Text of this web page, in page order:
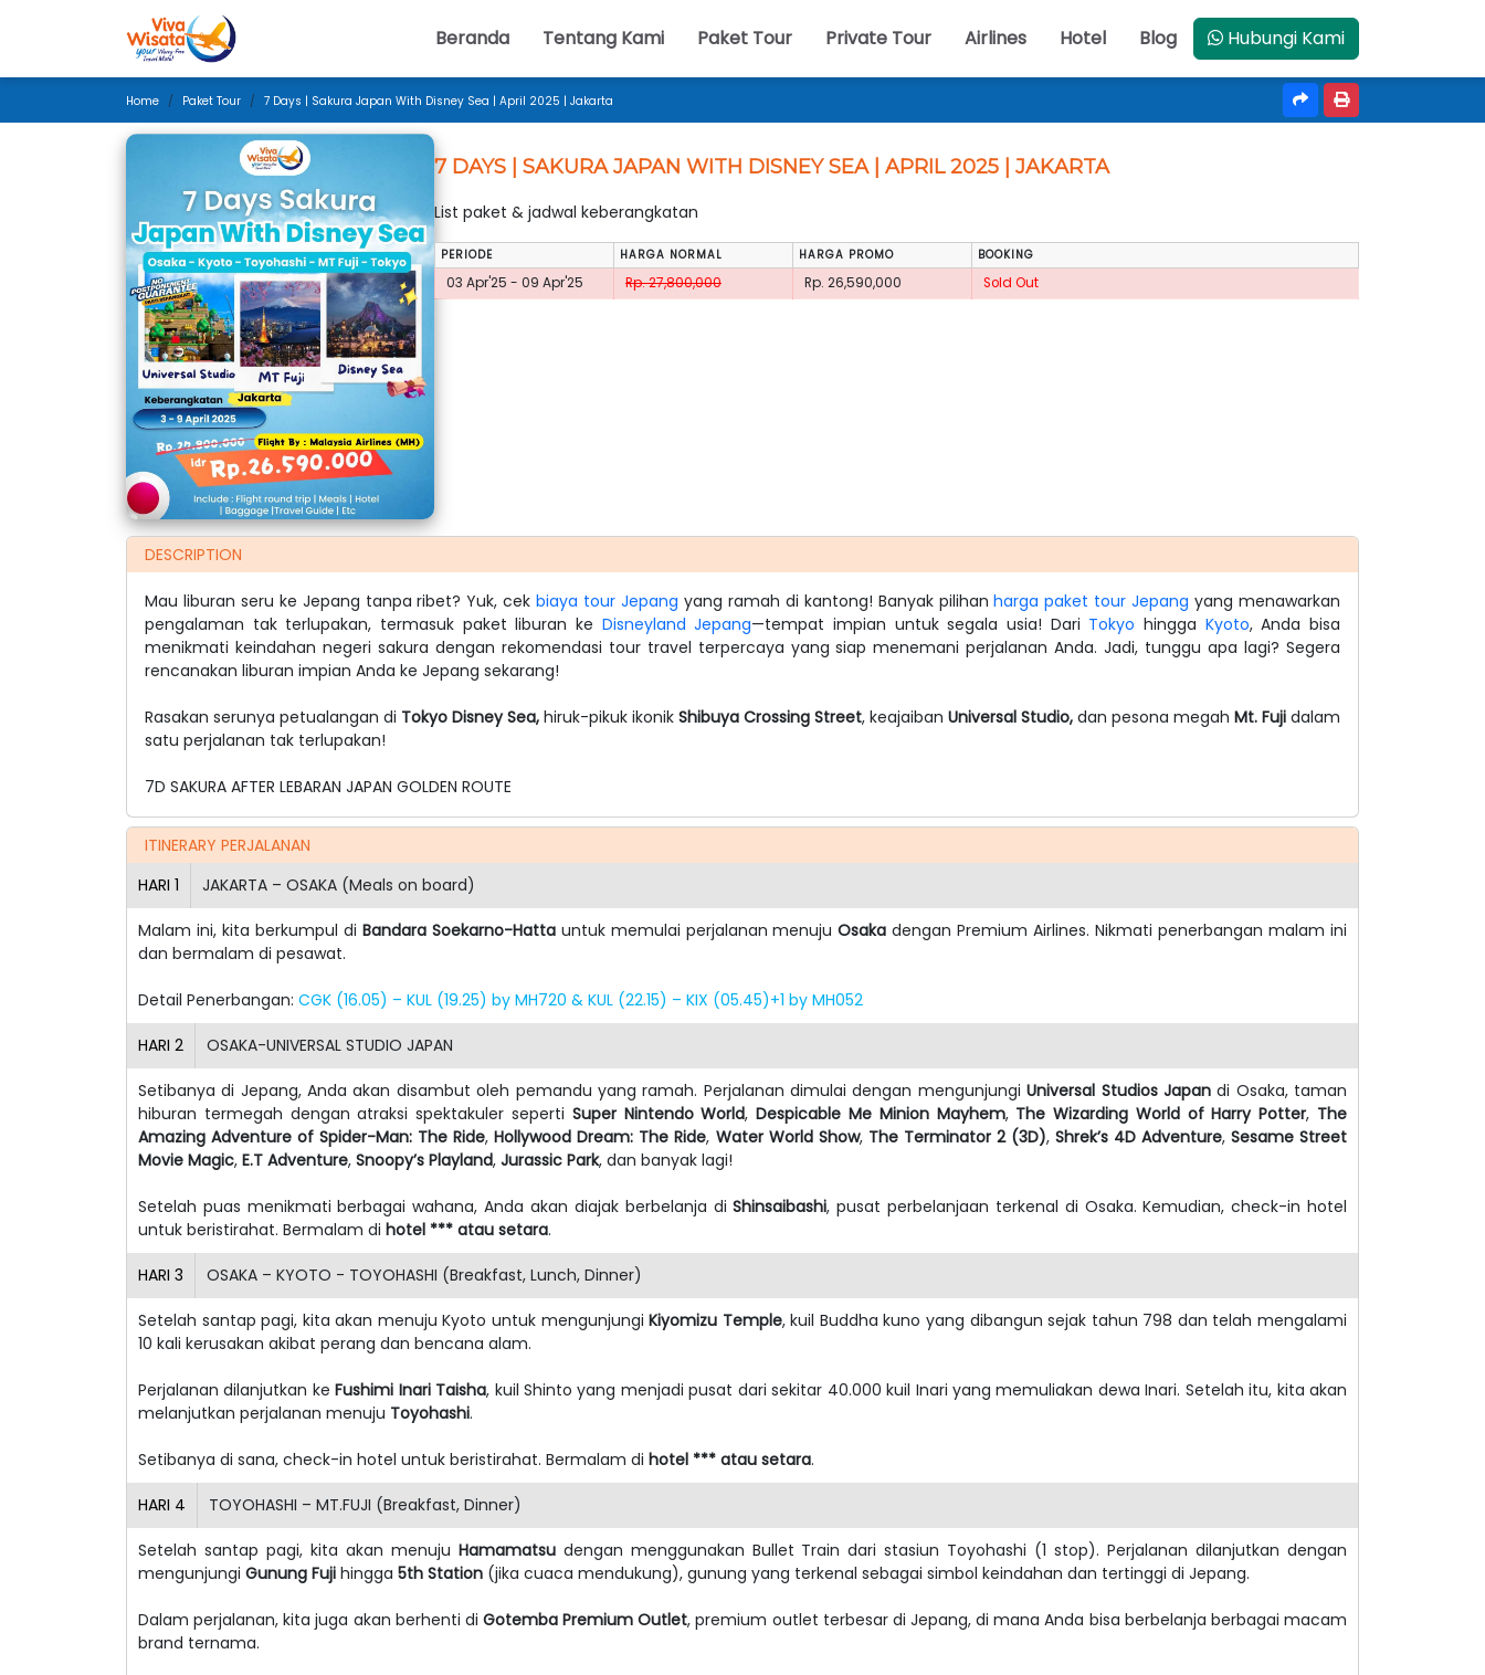
Beranda Tentang Kami Paket Tour Private Tour Airlines Hotel Blog Hubungi Kami
Home Paket Tour 7 Days | Sakura Japan With Disney Sea | April 2025 | Jakarta
7 DAYS | SAKURA JAPAN WITH DISNEY SEA | APRIL 2025 | JAKARTA
List paket & jadwal keberangkatan
PERIODE HARGA NORMAL HARGA PROMO BOOKING
03 Apr'25 - 09 Apr'25 Rp. 27,800,000 Rp. 26,590,000 Sold Out
DESCRIPTION
Mau liburan seru ke Jepang tanpa ribet? Yuk, cekbiaya tour Jepang yang ramah di kantong! Banyak pilihanharga paket tour Jepang yang menawarkan
pengalaman tak terlupakan, termasuk paket liburan ke Disneyland Jepang—tempat impian untuk segala usia! Dari Tokyo hingga Kyoto, Anda bisa
menikmati keindahan negeri sakura dengan rekomendasi tour travel terpercaya yang siap menemani perjalanan Anda. Jadi, tunggu apa lagi? Segera
rencanakan liburan impian Anda ke Jepang sekarang!
Rasakan serunya petualangan di Tokyo Disney Sea, hiruk-pikuk ikonik Shibuya Crossing Street, keajaiban Universal Studio, dan pesona megah Mt. Fuji dalam
satu perjalanan tak terlupakan!
7D SAKURA AFTER LEBARAN JAPAN GOLDEN ROUTE
ITINERARY PERJALANAN
HARI 1 JAKARTA – OSAKA (Meals on board)
Malam ini, kita berkumpul di Bandara Soekarno-Hattauntuk memulai perjalanan menujuOsaka dengan Premium Airlines. Nikmati penerbangan malam ini
dan bermalam di pesawat.
Detail Penerbangan: CGK (16.05) – KUL (19.25) by MH720 & KUL (22.15) – KIX (05.45)+1 by MH052
HARI 2 OSAKA-UNIVERSAL STUDIO JAPAN
Setibanya di Jepang, Anda akan disambut oleh pemandu yang ramah. Perjalanan dimulai dengan mengunjungiUniversal Studios Japandi Osaka, taman
hiburan termegah dengan atraksi spektakuler seperti Super Nintendo World,Despicable Me Minion Mayhem, The Wizarding World of Harry Potter, The
Amazing Adventure of Spider-Man: The Ride,Hollywood Dream: The Ride, Water World Show, The Terminator 2 (3D), Shrek’s 4D Adventure,Sesame Street
Movie Magic, E.T Adventure, Snoopy’s Playland, Jurassic Park, dan banyak lagi!
Setelah puas menikmati berbagai wahana, Anda akan diajak berbelanja diShinsaibashi, pusat perbelanjaan terkenal di Osaka. Kemudian, check-in hotel
untuk beristirahat. Bermalam di hotel *** atau setara.
HARI 3 OSAKA – KYOTO - TOYOHASHI (Breakfast, Lunch, Dinner)
Setelah santap pagi, kita akan menuju Kyoto untuk mengunjungiKiyomizu Temple, kuil Buddha kuno yang dibangun sejak tahun 798 dan telah mengalami
10 kali kerusakan akibat perang dan bencana alam.
Perjalanan dilanjutkan keFushimi Inari Taisha, kuil Shinto yang menjadi pusat dari sekitar 40.000 kuil Inari yang memuliakan dewa Inari. Setelah itu, kita akan
melanjutkan perjalanan menuju Toyohashi.
Setibanya di sana, check-in hotel untuk beristirahat. Bermalam di hotel *** atau setara.
HARI 4 TOYOHASHI – MT.FUJI (Breakfast, Dinner)
Setelah santap pagi, kita akan menuju Hamamatsudengan menggunakan Bullet Train dari stasiun Toyohashi (1 stop). Perjalanan dilanjutkan dengan
mengunjungi Gunung Fuji hingga 5th Station (jika cuaca mendukung), gunung yang terkenal sebagai simbol keindahan dan tertinggi di Jepang.
Dalam perjalanan, kita juga akan berhenti di Gotemba Premium Outlet, premium outlet terbesar di Jepang, di mana Anda bisa berbelanja berbagai macam
brand ternama.